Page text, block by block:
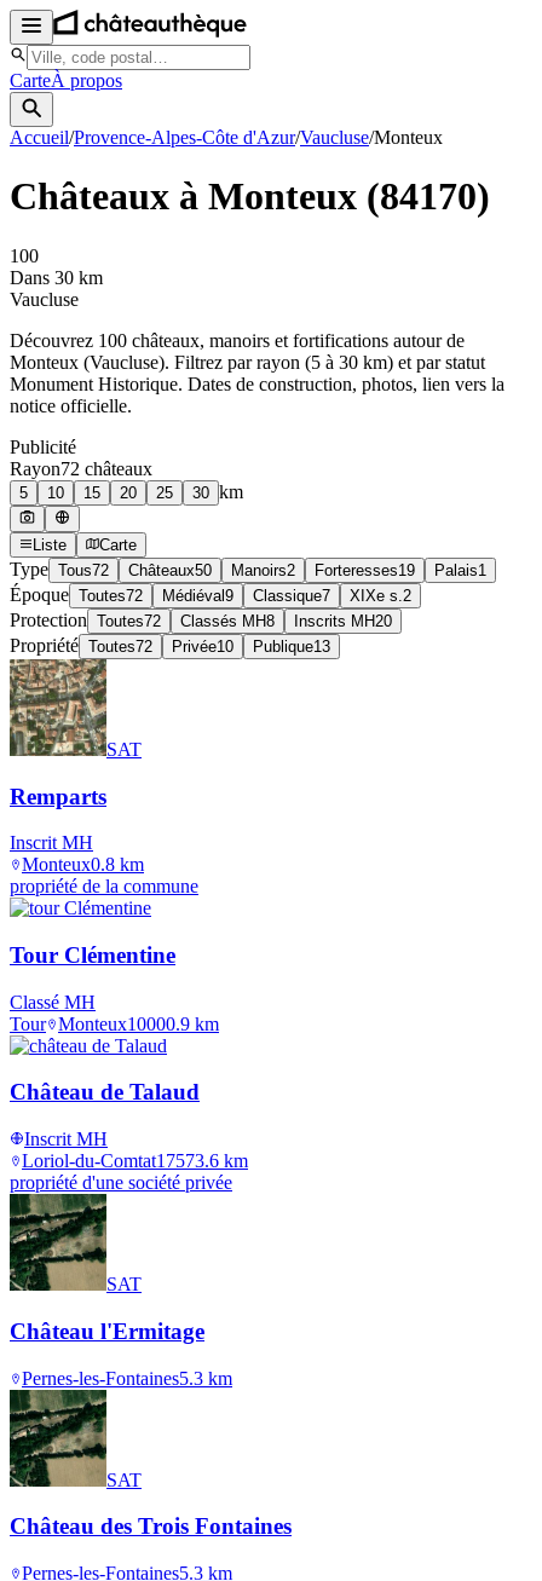
CarteÀ propos
Accueil/Provence-Alpes-Côte d'Azur/Vaucluse/Monteux
Châteaux à Monteux (84170)
100
Dans 30 km
Vaucluse
Découvrez 100 châteaux, manoirs et fortifications autour de
Monteux (Vaucluse). Filtrez par rayon (5 à 30 km) et par statut
Monument Historique. Dates de construction, photos, lien vers la
notice officielle.
Publicité
Rayon72 châteaux
5 10 15 20 25 30 km
Liste Carte
Type Tous72 Châteaux50 Manoirs2 Forteresses19 Palais1
Époque Toutes72 Médiéval 9 Classique7 XIXe s. 2
Protection Toutes72 Classés MH8 Inscrits MH20
Propriété Toutes72 Privée10 Publique13
SAT
Remparts
Inscrit MH
Monteux0.8 km
propriété de la commune
Tour Clémentine
Classé MH
Tour Monteux10000.9 km
Château de Talaud
Inscrit MH
Loriol-du-Comtat17573.6 km
propriété d'une société privée
SAT
Château l'Ermitage
Pernes-les-Fontaines5.3 km
SAT
Château des Trois Fontaines
Pernes-les-Fontaines5.3 km